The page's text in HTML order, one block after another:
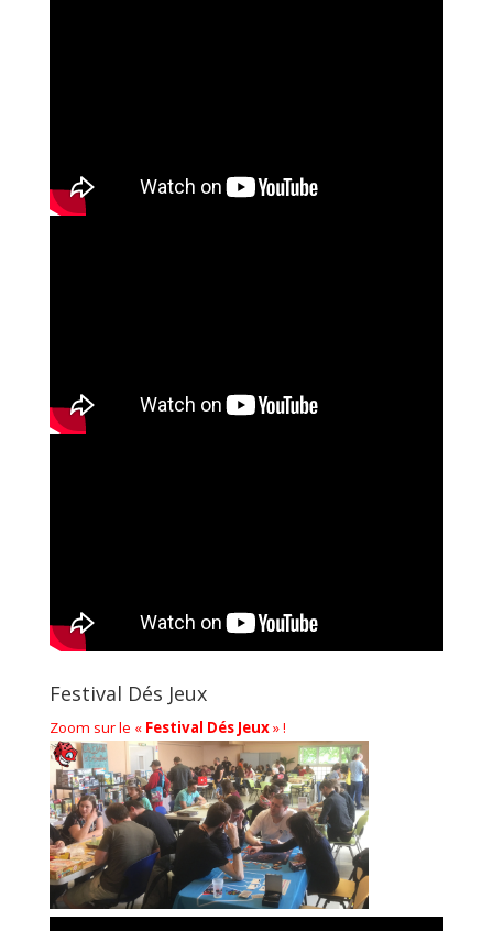
Festival Dés Jeux
Zoom sur le « Festival Dés Jeux» !